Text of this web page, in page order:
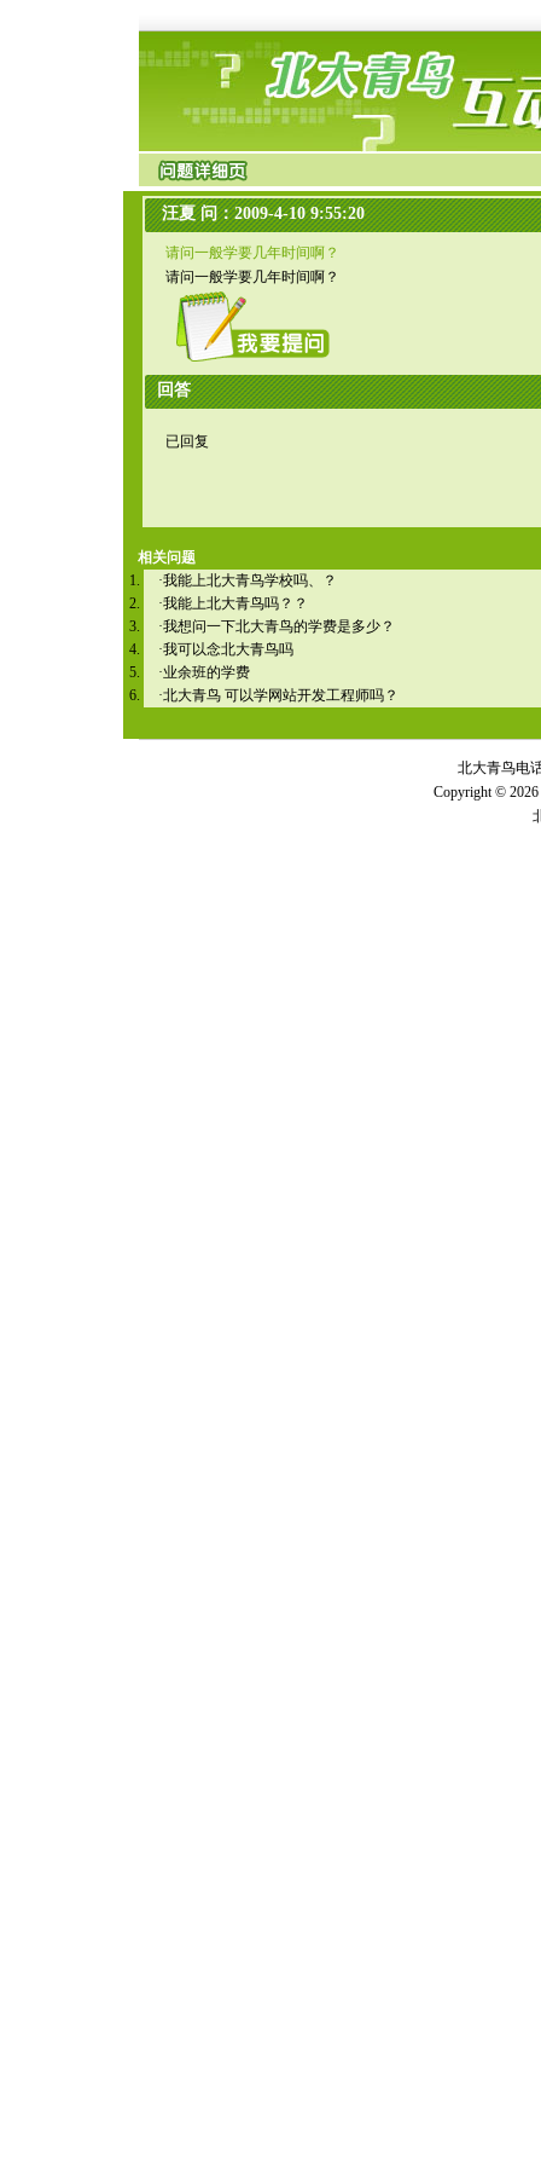
汪夏 问：2009-4-10 9:55:20
请问一般学要几年时间啊？
请问一般学要几年时间啊？
回答
已回复
相关问题
·我能上北大青鸟学校吗、？
·我能上北大青鸟吗？？
·我想问一下北大青鸟的学费是多少？
·我可以念北大青鸟吗
·业余班的学费
·北大青鸟 可以学网站开发工程师吗？
北大青鸟电
Copyright © 2026